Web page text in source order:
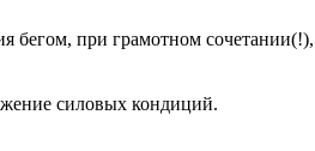
бегом, при грамотном
силовых кондиций.